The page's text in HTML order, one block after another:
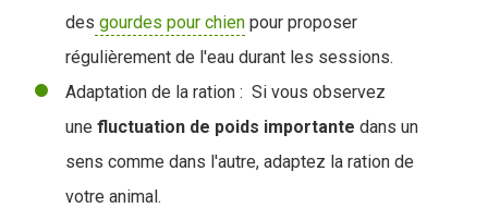
des gourdes pour chien pour proposer
régulièrement de l'eau durant les sessions.
Adaptation de la ration : Si vous observez
une fluctuation de poids importante dans un
sens comme dans l'autre, adaptez la ration de
votre animal.